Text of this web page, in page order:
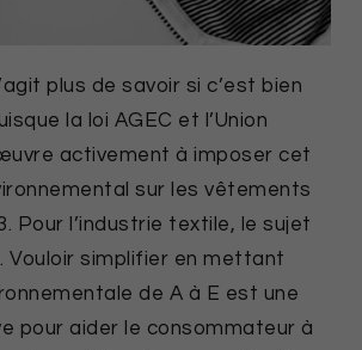
plus de savoir si c’est bien
la loi AGEC et l’Union
activement à imposer cet
sur les vêtements
Pour l’industrie textile, le sujet
Vouloir simplifier en mettant
de A à E est une
pour aider le consommateur à